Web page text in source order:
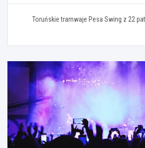
Toruńskie tramwaje Pesa Swing z 22